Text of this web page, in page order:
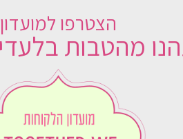
הצטרפו למועדון
מהטבות